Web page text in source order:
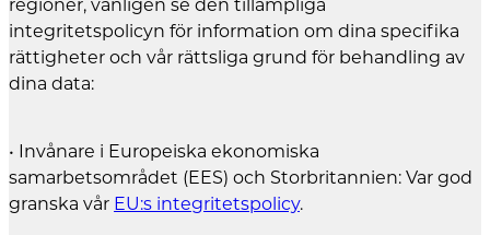
regioner, vänligen se den tillämpliga
integritetspolicyn för information om dina specifika
rättigheter och vår rättsliga grund för behandling av
dina data:
• Invånare i Europeiska ekonomiska
samarbetsområdet (EES) och Storbritannien: Var god
granska vår EU:s integritetspolicy.